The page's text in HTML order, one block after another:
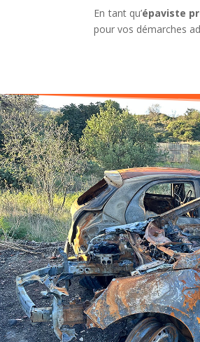
En tant qu’épaviste
pour vos démarches